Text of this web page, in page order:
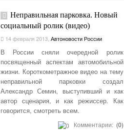
Неправильная парковка. Новый
социальный ролик (видео)
14 февраля 2013 Автоновости России
В России сняли очередной ролик
посвященный аспектам автомобильной
жизни. Короткометражное видео на тему
неправильной парковки создал
Александр Семин, выступивший и как
автор сценария, и как режиссер. Как
говорится, смотреть всем.
Комментарии: (0)